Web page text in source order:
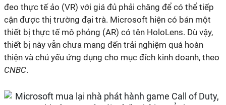
đeo thực tế ảo (VR) với giá đủ phải chăng để có thể tiếp
cận được thị trường đại trà. Microsoft hiện có bán một
thiết bị thực tế mô phỏng (AR) có tên HoloLens. Dù vậy,
thiết bị này vẫn chưa mang đến trải nghiệm quá hoàn
thiện và chủ yếu ứng dụng cho mục đích kinh doanh, theo
CNBC.